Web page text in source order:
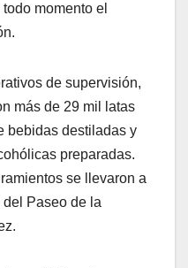
momento el
de supervisión,
más de 29 mil latas
bebidas destiladas y
preparadas.
se llevaron a
Paseo de la